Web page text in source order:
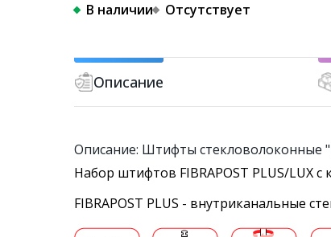
В наличии Отсутствует
Описание
Описание: Штифты стекловолоконные
Набор штифтов FIBRAPOST PLUS/LUX
FIBRAPOST PLUS - внутриканальные